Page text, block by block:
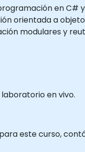
en C#
orientada a
modulares y
en vivo.
este curso,